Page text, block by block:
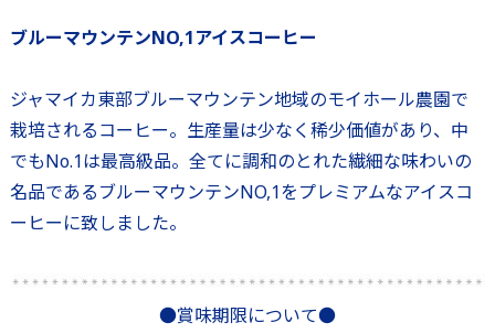
ブルーマウンテンNO,1アイスコーヒー
ジャマイカ東部ブルーマウンテン地域のモイホール農園で
栽培されるコーヒー。生産量は少なく稀少価値があり、中
でもNo.1は最高級品。全てに調和のとれた繊細な味わいの
名品であるブルーマウンテンNO,1をプレミアムなアイスコ
ーヒーに致しました。
●賞味期限について●